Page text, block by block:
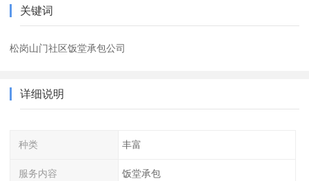
关键词
松岗山门社区饭堂承包公司
详细说明
种类 丰富
服务内容 饭堂承包